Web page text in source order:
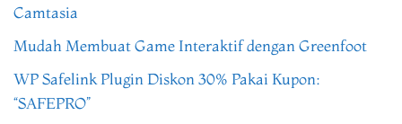
Camtasia
Mudah Membuat Game Interaktif dengan Greenfoot
WP Safelink Plugin Diskon 30% Pakai Kupon:
“SAFEPRO”